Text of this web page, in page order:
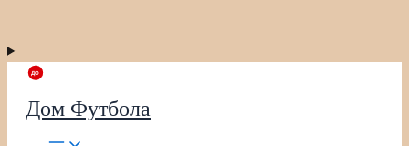
Дом Футбола